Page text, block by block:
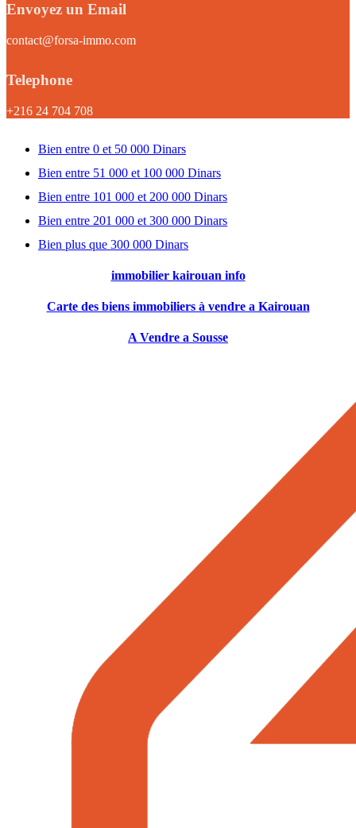
Envoyez un Email
contact@forsa-immo.com
Telephone
+216 24 704 708
Bien entre 0 et 50 000 Dinars
Bien entre 51 000 et 100 000 Dinars
Bien entre 101 000 et 200 000 Dinars
Bien entre 201 000 et 300 000 Dinars
Bien plus que 300 000 Dinars
immobilier kairouan info
Carte des biens immobiliers à vendre a Kairouan
A Vendre a Sousse